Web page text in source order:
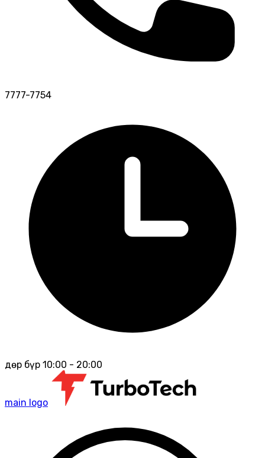
7777-7754
Өдөр бүр 10:00 - 20:00
main logo